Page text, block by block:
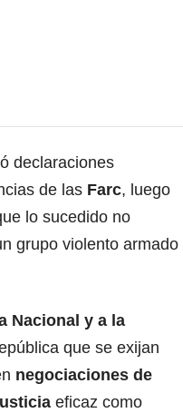
declaraciones
de las Farc, luego
lo sucedido no
grupo violento armado
Nacional y a la
que se exijan
negociaciones de
eficaz como